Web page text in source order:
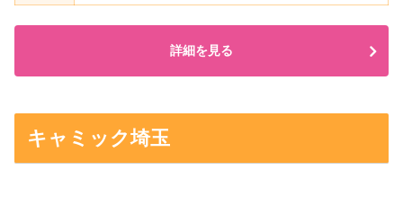
詳細を見る
キャミック埼玉